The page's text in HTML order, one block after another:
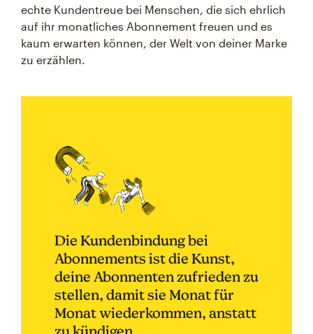
echte Kundentreue bei Menschen, die sich ehrlich
auf ihr monatliches Abonnement freuen und es
kaum erwarten können, der Welt von deiner Marke
zu erzählen.
Die Kundenbindung bei
Abonnements ist die Kunst,
deine Abonnenten zufrieden zu
stellen, damit sie Monat für
Monat wiederkommen, anstatt